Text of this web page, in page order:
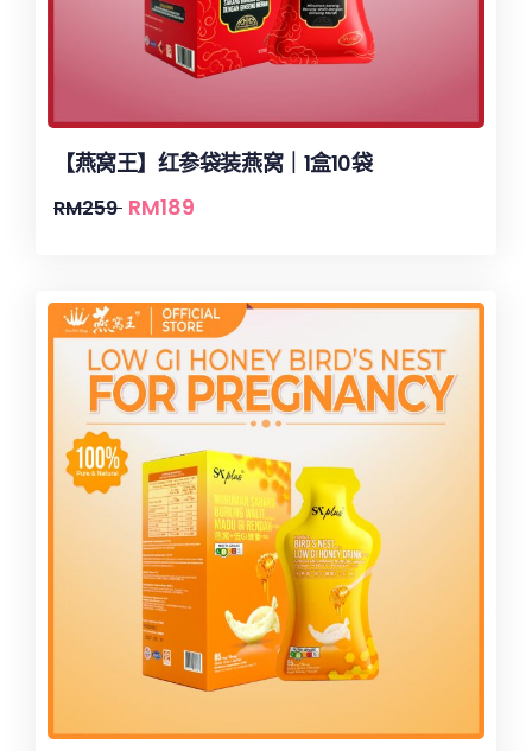
【燕窝王】红参袋装燕窝｜1盒10袋
RM259 RM189